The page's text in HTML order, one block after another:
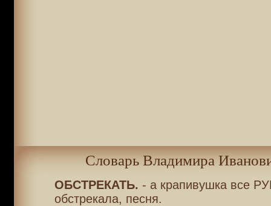
Словарь Владимира
ОБСТРЕКАТЬ. - а крапивушка все
обстрекала, песня.